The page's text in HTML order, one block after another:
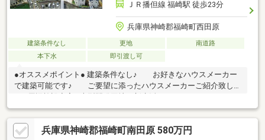
ＪＲ播但線 福崎駅 徒歩23分
兵庫県神崎郡福崎町西田原
建築条件なし 更地
南道路
本下水
即引渡し可
●オススメポイント● 建築条件なし♪ お好きなハウスメーカー
で建築可能です♪ ご要望に添ったハウスメーカーご紹介致しま
す♪ 周辺施設充実♪ 大型開発団地で新生活スタートいかがでしょう
か♪本物件のお問い合わせはタカセ不動産(株) 加西店
TEL:0790-35-8028まで！お問い合わせお待ちしております♪
兵庫県神崎郡福崎町南田原 580万円